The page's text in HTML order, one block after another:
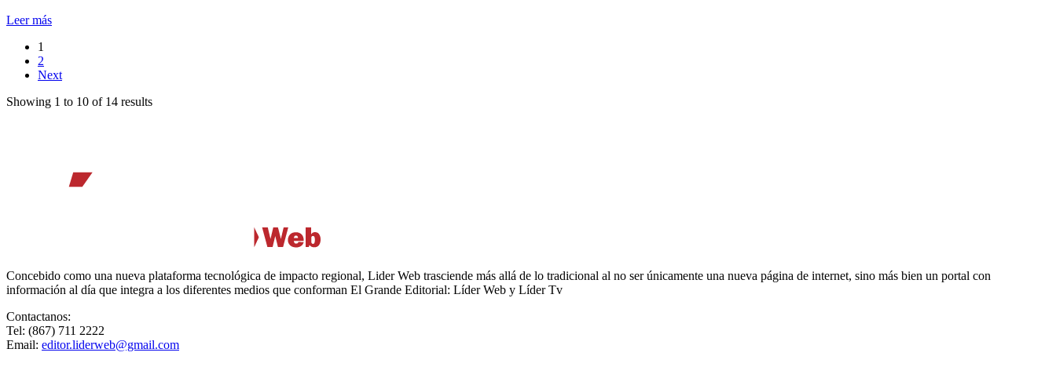
Leer más
1
2
Next
Showing 1 to 10 of 14 results
Concebido como una nueva plataforma tecnológica de impacto regional, Lider Web trasciende más allá de lo tradicional al no ser únicamente una nueva página de internet, sino más bien un portal con
información al día que integra a los diferentes medios que conforman El Grande Editorial: Líder Web y Líder Tv
Contactanos:
Tel: (867) 711 2222
Email: editor.liderweb@gmail.com